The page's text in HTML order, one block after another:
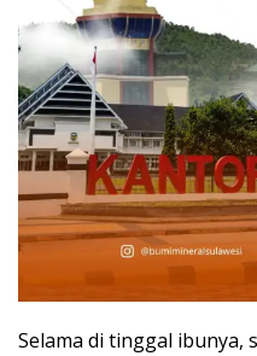
Selama di tinggal ibunya,